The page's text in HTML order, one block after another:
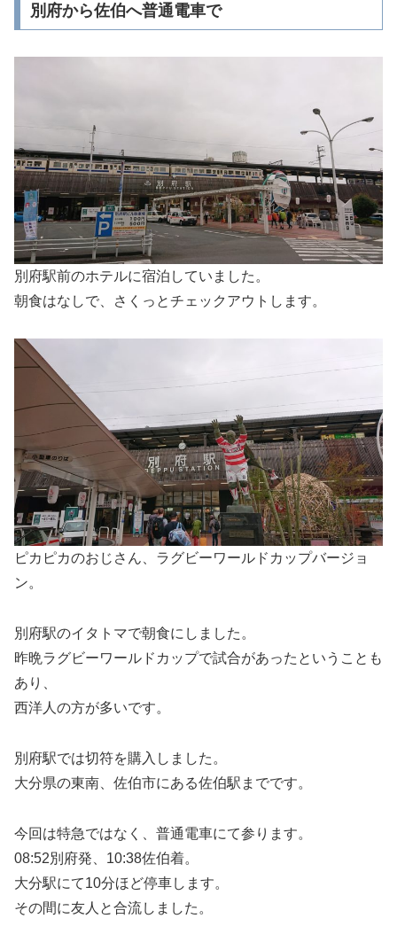
別府から佐伯へ普通電車で
別府駅前のホテルに宿泊していました。
朝食はなしで、さくっとチェックアウトします。
ピカピカのおじさん、ラグビーワールドカップバージョ
ン。
別府駅のイタトマで朝食にしました。
昨晩ラグビーワールドカップで試合があったということも
あり、
西洋人の方が多いです。
別府駅では切符を購入しました。
大分県の東南、佐伯市にある佐伯駅までです。
今回は特急ではなく、普通電車にて参ります。
08:52別府発、10:38佐伯着。
大分駅にて10分ほど停車します。
その間に友人と合流しました。